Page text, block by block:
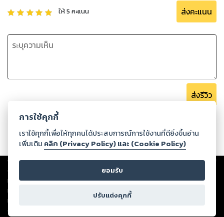
ฐานะผู้เชี่ยวชาญ)
"....ลูกค้าอาจจะลืมคุณง่ายๆ ถ้าคุณบอกว่าเป็น “นักเขียน” แต่ถ้า
คุณเป็น “นักเขียนสุนทรพจน์สำหรับผู้บริหารชั้นสูง” ลูกค้าบางคน
ปอตไลท์ให้ตัวคุณ)
โอกาสชี้แจงความจริง บทเรียนเรื่องนี้สอนให้รู้ว่า ราคาของการให้
คนอื่น Google คุณ ก่อนที่คุณจะ Google ตัวเองนั้นแพงนัก...”
(บทที่ 9 : ภาพพจน์สดใสใน Google)
"....เมื่อคุณเริ่มสื่อสารผ่านเครือข่ายสังคมออนไลน์ คุณต้องเปิดใจ
กว้างมากๆ กับการโต้ตอบทั้งในทางบวกและทางลบ เพราะมันอาจ
เกิดขึ้นเร็วมากจนคุณควบคุมอารมณ์ไม่อยู่...." (บทที่ 11 สร้าง
สัมพันธ์เครือข่ายใน Social Network)
ให้5 คะแนน ส่งคะแนน
ส่งรีวิว
Copyright ©2026Storylog Co., Ltd. - สตอรี่ล็อกขอสงวนสิทธิ์ไม่รับผิดชอบ
ต่อผลงานหรือเนื้อหาใดที่อัปโหลดผ่านเว็บไซต์และปรากฏว่าละเมิดสิทธิใน
ทรัพย์สินทางปัญญาของบุคคลอื่นหรือขัดต่อกฎหมายและศีลธรรม ดังนั้น ผู้อ่าน
ทุกท่านโปรดใช้วิจารณญาณในการกลั่นกรองด้วยตนเอง และหากท่านพบว่าส่วน
หนึ่งส่วนใดขัดต่อกฎหมายและศีลธรรม กรุณาแจ้งมายังบริษัท เพื่อทีมงานจะได้
ดำเนินการในทันที ทั้งนี้ ทางสตอรี่ล็อกขอสงวนลิขสิทธิ์ตามพระราชบัญญัติ
การใช้คุกกี้
เราใช้คุกกี้เพื่อให้ทุกคนได้ประสบการณ์การใช้งานที่ดียิ่งขึ้นอ่าน
เพิ่มเติม คลิก (Privacy Policy) และ (Cookie Policy)
ยอมรับ
ปรับแต่งคุกกี้